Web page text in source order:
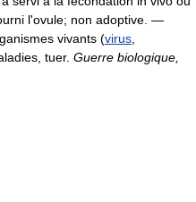
l'ovule; non adoptive. —
vivants (virus
tuer. Guerre biologique,